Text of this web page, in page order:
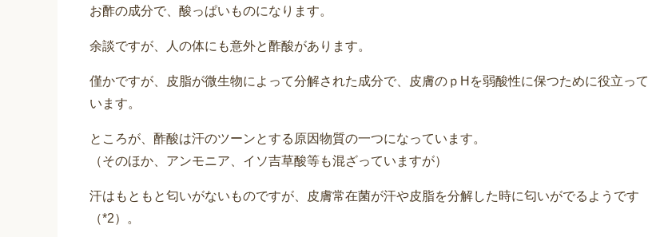
お酢の成分で、酸っぱいものになります。
余談ですが、人の体にも意外と酢酸があります。
僅かですが、皮脂が微生物によって分解された成分で、皮膚のｐHを弱酸性に保つために役立って
います。
ところが、酢酸は汗のツーンとする原因物質の一つになっています。
（そのほか、アンモニア、イソ吉草酸等も混ざっていますが）
汗はもともと匂いがないものですが、皮膚常在菌が汗や皮脂を分解した時に匂いがでるようです
（*2）。